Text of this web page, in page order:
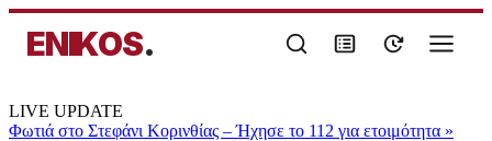
ENIKOS.
LIVE UPDATE
Φωτιά στο Στεφάνι Κορινθίας – Ήχησε το 112 για ετοιμότητα »